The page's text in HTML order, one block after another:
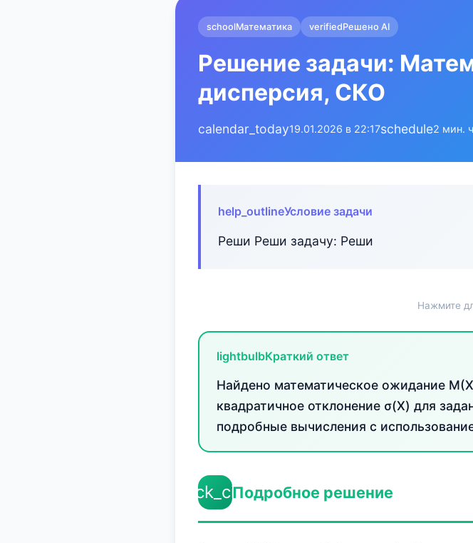
schoolМатематика verifiedРешено AI
Решение задачи:
дисперсия, СКО
calendar_today19.01.2026 в 22:17schedule2 мин.
help_outlineУсловие задачи
Реши Реши задачу: Реши
Нажмите
lightbulbКраткий ответ
Найдено математическое ожидание
квадратичное отклонение σ(X) для
подробные вычисления с
check_circleПодробное решение